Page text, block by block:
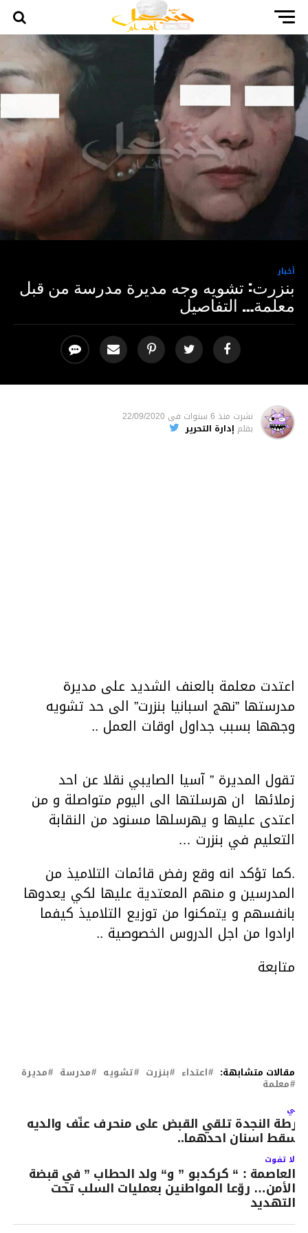
أخبار
بنزرت: تشويه وجه مديرة مدرسة من قبل
معلمة… التفاصيل
نشرت منذ 6 سنوات فى 22/09/2020
بقلم إدارة التحرير
اعتدت معلمة بالعنف الشديد على مديرة
مدرستها ”نهج اسبانيا بنزرت” الى حد تشويه
وجهها بسبب جداول اوقات العمل ..
تقول المديرة ” آسيا الصايبي نقلا عن احد
زملائها ان هرسلتها الى اليوم متواصلة و من
اعتدى عليها و يهرسلها مسنود من النقابة
التعليم في بنزرت …
.كما تؤكد انه وقع رفض قائمات التلاميذ من
المدرسين و منهم المعتدية عليها لكي يعدوها
بانفسهم و يتمكنوا من توزيع التلاميذ كيفما
ارادوا من اجل الدروس الخصوصية ..
متابعة
مقالات متشابهة: اعتداء بنزرت تشويه مدرسة مديرة
معلمة
النجدة تلقي القبض على منحرف عنّف والديه
اسنان احدهما..
لا تفوت
العاصمة : “ كركدبو ” و“ ولد الحطاب ” في قبضة
الأمن… روّعا المواطنين بعمليات السلب تحت
التهديد